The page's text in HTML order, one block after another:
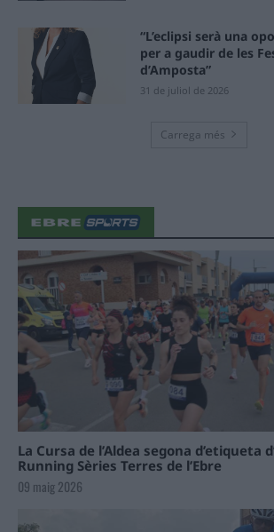
“L’eclipsi serà una
per a gaudir de les
d’Amposta”
31 de juliol de 2026
Carrega més
La Cursa de l’Aldea segona d’etiqueta
Running Sèries Terres de l’Ebre
09 maig 2026